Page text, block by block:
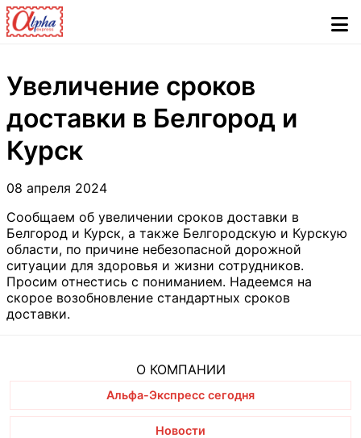
Увеличение сроков
доставки в Белгород и
Курск
08 апреля 2024
Сообщаем об увеличении сроков доставки в
Белгород и Курск, а также Белгородскую и Курскую
области, по причине небезопасной дорожной
ситуации для здоровья и жизни сотрудников.
Просим отнестись с пониманием. Надеемся на
скорое возобновление стандартных сроков
доставки.
О КОМПАНИИ
Альфа-Экспресс сегодня
Новости